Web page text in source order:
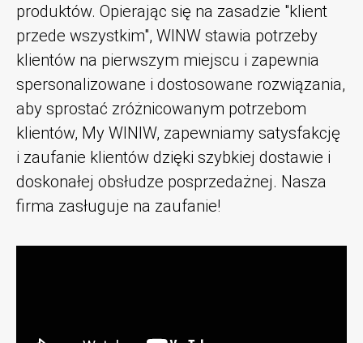
produktów. Opierając się na zasadzie "klient
przede wszystkim", WlNW stawia potrzeby
klientów na pierwszym miejscu i zapewnia
spersonalizowane i dostosowane rozwiązania,
aby sprostać zróżnicowanym potrzebom
klientów, My WINlW, zapewniamy satysfakcję
i zaufanie klientów dzięki szybkiej dostawie i
doskonałej obsłudze posprzedażnej. Nasza
firma zasługuje na zaufanie!